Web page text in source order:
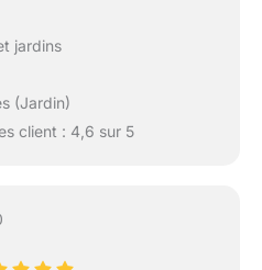
jardins
(Jardin)
client : 4,6 sur 5